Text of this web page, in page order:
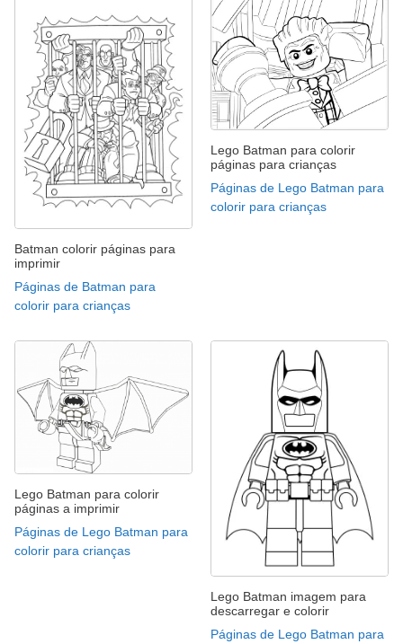
Batman colorir páginas para
imprimir
Páginas de Batman para
colorir para crianças
Lego Batman para colorir
páginas para crianças
Páginas de Lego Batman para
colorir para crianças
Lego Batman para colorir
páginas a imprimir
Páginas de Lego Batman para
colorir para crianças
Lego Batman imagem para
descarregar e colorir
Páginas de Lego Batman para